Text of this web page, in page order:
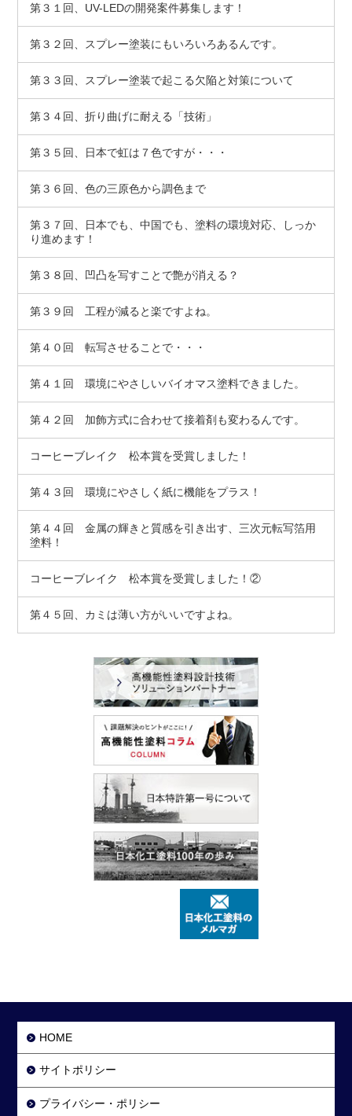
第３１回、UV-LEDの開発案件募集します！
第３２回、スプレー塗装にもいろいろあるんです。
第３３回、スプレー塗装で起こる欠陥と対策について
第３４回、折り曲げに耐える「技術」
第３５回、日本で虹は７色ですが・・・
第３６回、色の三原色から調色まで
第３７回、日本でも、中国でも、塗料の環境対応、しっか
り進めます！
第３８回、凹凸を写すことで艶が消える？
第３９回 工程が減ると楽ですよね。
第４０回 転写させることで・・・
第４１回 環境にやさしいバイオマス塗料できました。
第４２回 加飾方式に合わせて接着剤も変わるんです。
コーヒーブレイク 松本賞を受賞しました！
第４３回 環境にやさしく紙に機能をプラス！
第４４回 金属の輝きと質感を引き出す、三次元転写箔用
塗料！
コーヒーブレイク 松本賞を受賞しました！②
第４５回、カミは薄い方がいいですよね。
HOME
サイトポリシー
プライバシー・ポリシー